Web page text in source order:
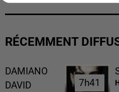
RÉCEMMENT
DAMIANO
DAVID
7h41
7h41